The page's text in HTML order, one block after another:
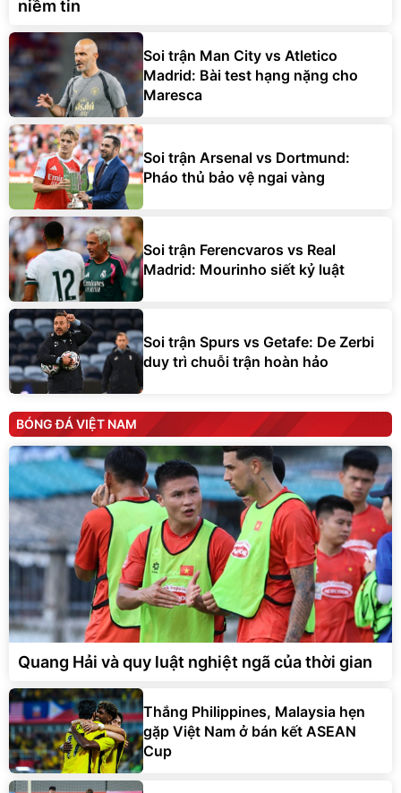
niềm tin
Soi trận Man City vs Atletico
Madrid: Bài test hạng nặng cho
Maresca
Soi trận Arsenal vs Dortmund:
Pháo thủ bảo vệ ngai vàng
Soi trận Ferencvaros vs Real
Madrid: Mourinho siết kỷ luật
Soi trận Spurs vs Getafe: De Zerbi
duy trì chuỗi trận hoàn hảo
BÓNG ĐÁ VIỆT NAM
Quang Hải và quy luật nghiệt ngã của thời gian
Thắng Philippines, Malaysia hẹn
gặp Việt Nam ở bán kết ASEAN
Cup